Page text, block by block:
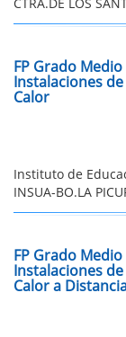
FP Grado
Instalaciones
Calor
Instituto de
INSUA-BO.LA
FP Grado
Instalaciones
Calor a